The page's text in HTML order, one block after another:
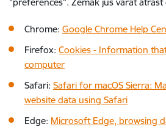
Chrome: Google Chrome Help
Firefox: Cookies - Information
computer
Safari: Safari for macOS Sierra:
website data using Safari
Edge: Microsoft Edge, browsing